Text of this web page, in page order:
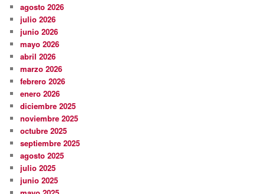
agosto 2026
julio 2026
junio 2026
mayo 2026
abril 2026
marzo 2026
febrero 2026
enero 2026
diciembre 2025
noviembre 2025
octubre 2025
septiembre 2025
agosto 2025
julio 2025
junio 2025